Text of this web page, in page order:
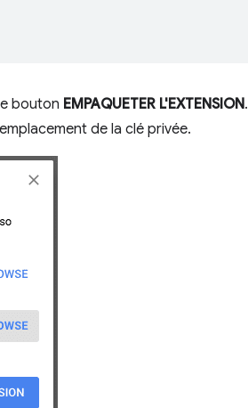
bouton EMPAQUETER L'EXTENSION.
de la clé privée.